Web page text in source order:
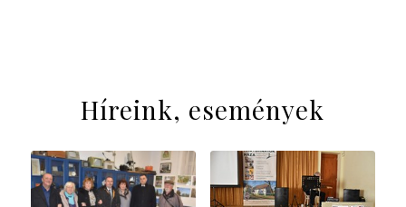
Híreink, események